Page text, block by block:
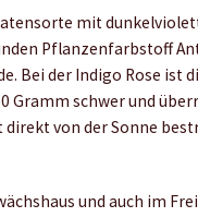
mit
Pflanzenfarbstoff
Bei der Indigo Rose ist
Gramm schwer und
von der Sonne
und auch im